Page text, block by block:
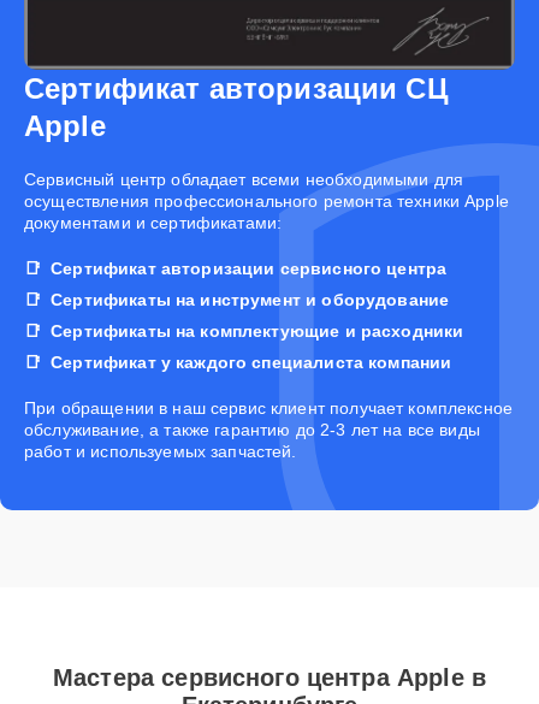
Сертификат авторизации СЦ
Apple
Cервисный центр обладает всеми необходимыми для
осуществления профессионального ремонта техники Apple
документами и сертификатами:
Сертификат авторизации сервисного центра
Сертификаты на инструмент и оборудование
Сертификаты на комплектующие и расходники
Сертификат у каждого специалиста компании
При обращении в наш сервис клиент получает комплексное
обслуживание, а также гарантию до 2-3 лет на все виды
работ и используемых запчастей.
Мастера сервисного центра Apple в